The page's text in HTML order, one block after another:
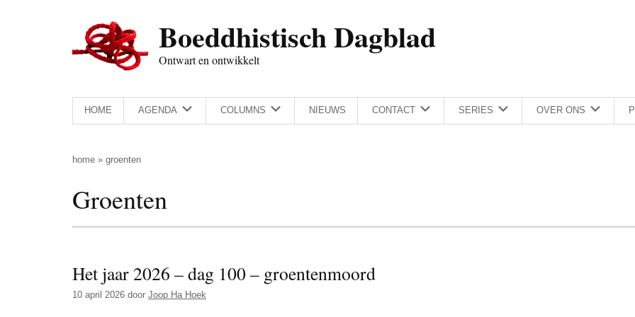
Boeddhistisch Dagblad
Ontwart en ontwikkelt
HOME AGENDA COLUMNS NIEUWS CONTACT SERIES OVER ONS
home » groenten
Groenten
Het jaar 2026 – dag 100 – groentenmoord
10 april 2026 door Joop Ha Hoek